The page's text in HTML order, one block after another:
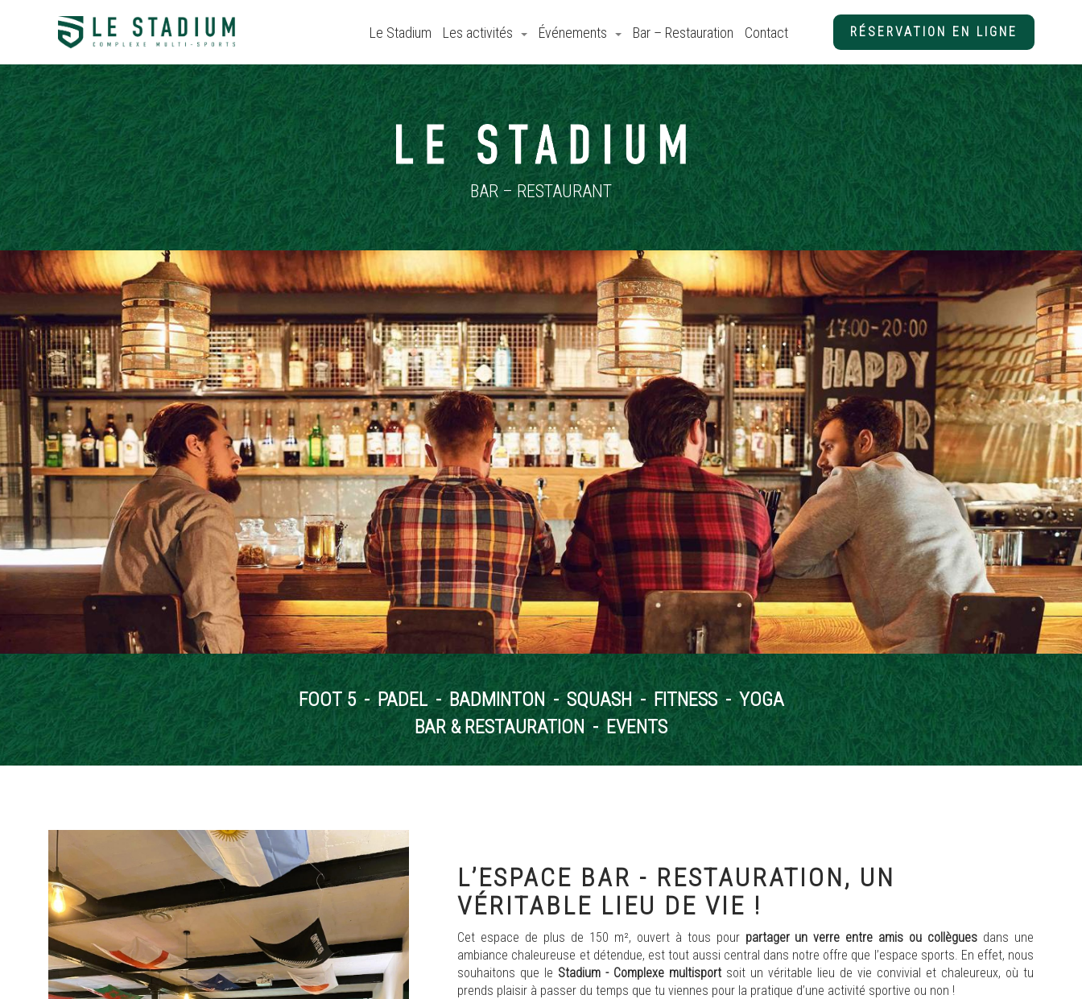
Le Stadium Les activités Événements Bar – Restauration Contact RÉSERVATION EN LIGNE
BAR – RESTAURANT
FOOT 5 - PADEL - BADMINTON - SQUASH - FITNESS - YOGA
BAR & RESTAURATION - EVENTS
L’ESPACE BAR - RESTAURATION, UN
VÉRITABLE LIEU DE VIE !
Cet espace de plus de 150 m², ouvert à tous pour partager un verre entre amis ou collègues dans une
ambiance chaleureuse et détendue, est tout aussi central dans notre offre que l’espace sports. En effet, nous
souhaitons que le Stadium - Complexe multisportsoit un véritable lieu de vie convivial et chaleureux, où tu
prends plaisir à passer du temps que tu viennes pour la pratique d’une activité sportive ou non !